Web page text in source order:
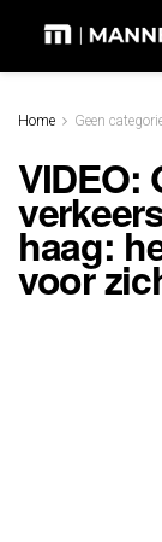
Home Geen
VIDEO:
haag:
voor